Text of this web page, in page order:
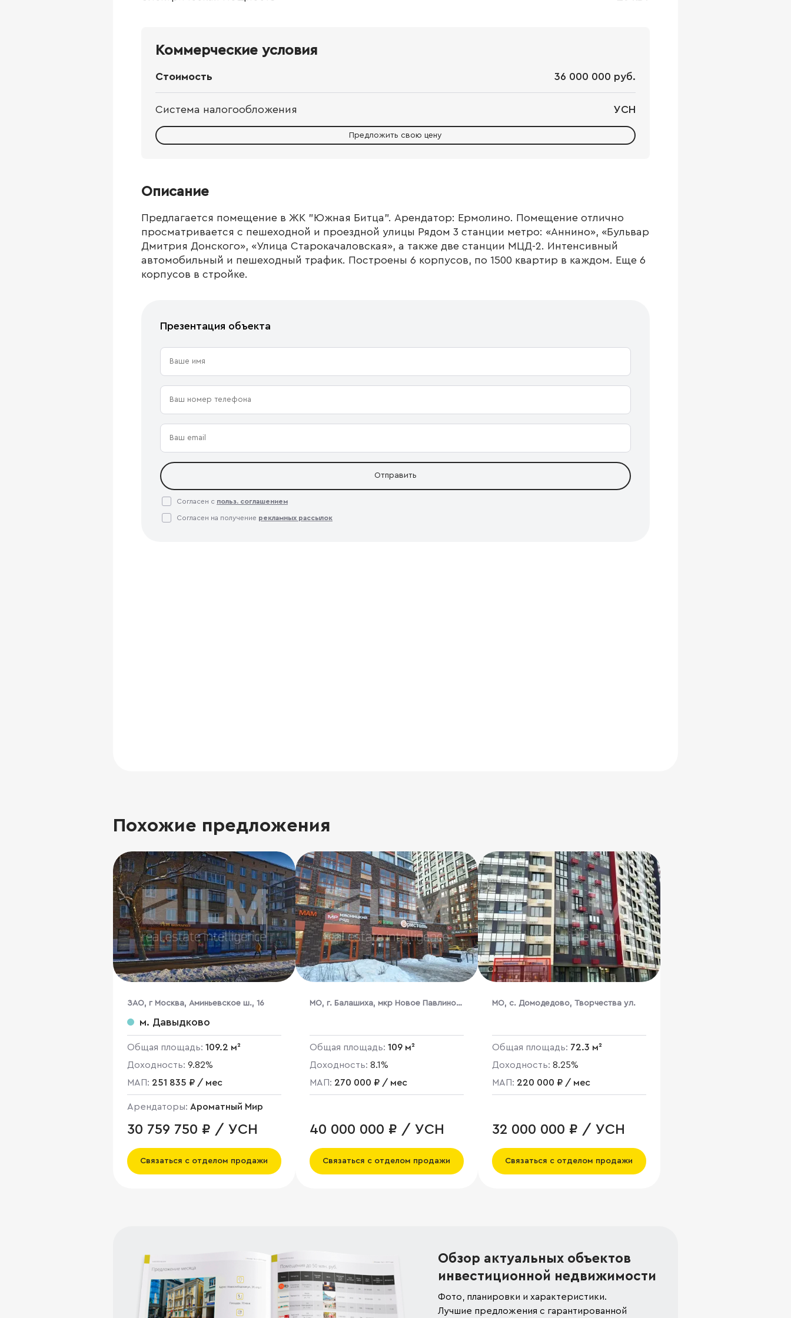
Коммерческие условия
Стоимость 36 000 000 руб.
Система налогообложения УСН
Предложить свою цену
Описание
Предлагается помещение в ЖК "Южная Битца". Арендатор: Ермолино. Помещение отлично
просматривается с пешеходной и проездной улицы Рядом 3 станции метро: «Аннино», «Бульвар
Дмитрия Донского», «Улица Старокачаловская», а также две станции МЦД-2. Интенсивный
автомобильный и пешеходный трафик. Построены 6 корпусов, по 1500 квартир в каждом. Еще 6
корпусов в стройке.
Презентация объекта
Отправить
Согласен с польз. соглашением
Согласен на получение рекламных рассылок
Похожие предложения
ЗАО, г Москва, Аминьевское ш., 16
м. Давыдково
Общая площадь: 109.2 м²
Доходность: 9.82%
МАП: 251 835 ₽ / мес
Арендаторы: Ароматный Мир
30 759 750 ₽ / УСН
Связаться с отделом продажи
МО, г. Балашиха, мкр Новое Павлино,
Общая площадь: 109 м²
Доходность: 8.1%
МАП: 270 000 ₽ / мес
40 000 000 ₽ / УСН
Связаться с отделом продажи
МО, с. Домодедово, Творчества ул.
Общая площадь: 72.3 м²
Доходность: 8.25%
МАП: 220 000 ₽ / мес
32 000 000 ₽ / УСН
Связаться с отделом продажи
Обзор актуальных объектов
инвестиционной недвижимости
Фото, планировки и характеристики.
Лучшие предложения с гарантированной